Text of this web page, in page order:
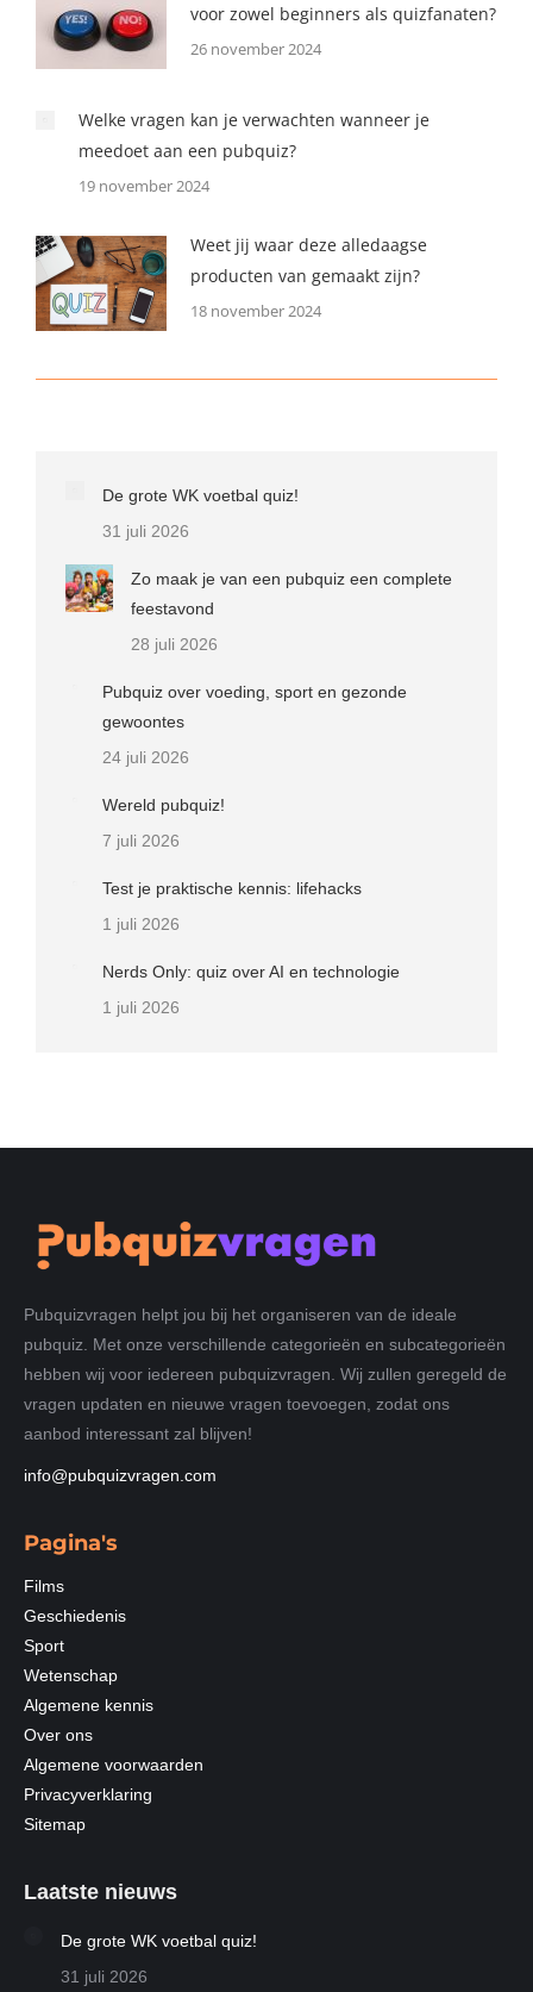
voor zowel beginners als quizfanaten?
26 november 2024
Welke vragen kan je verwachten wanneer je
meedoet aan een pubquiz?
19 november 2024
Weet jij waar deze alledaagse
producten van gemaakt zijn?
18 november 2024
De grote WK voetbal quiz!
31 juli 2026
Zo maak je van een pubquiz een complete
feestavond
28 juli 2026
Pubquiz over voeding, sport en gezonde
gewoontes
24 juli 2026
Wereld pubquiz!
7 juli 2026
Test je praktische kennis: lifehacks
1 juli 2026
Nerds Only: quiz over AI en technologie
1 juli 2026
Pubquizvragen helpt jou bij het organiseren van de ideale
pubquiz. Met onze verschillende categorieën en subcategorieën
hebben wij voor iedereen pubquizvragen. Wij zullen geregeld de
vragen updaten en nieuwe vragen toevoegen, zodat ons
aanbod interessant zal blijven!
info@pubquizvragen.com
Pagina's
Films
Geschiedenis
Sport
Wetenschap
Algemene kennis
Over ons
Algemene voorwaarden
Privacyverklaring
Sitemap
Laatste nieuws
De grote WK voetbal quiz!
31 juli 2026